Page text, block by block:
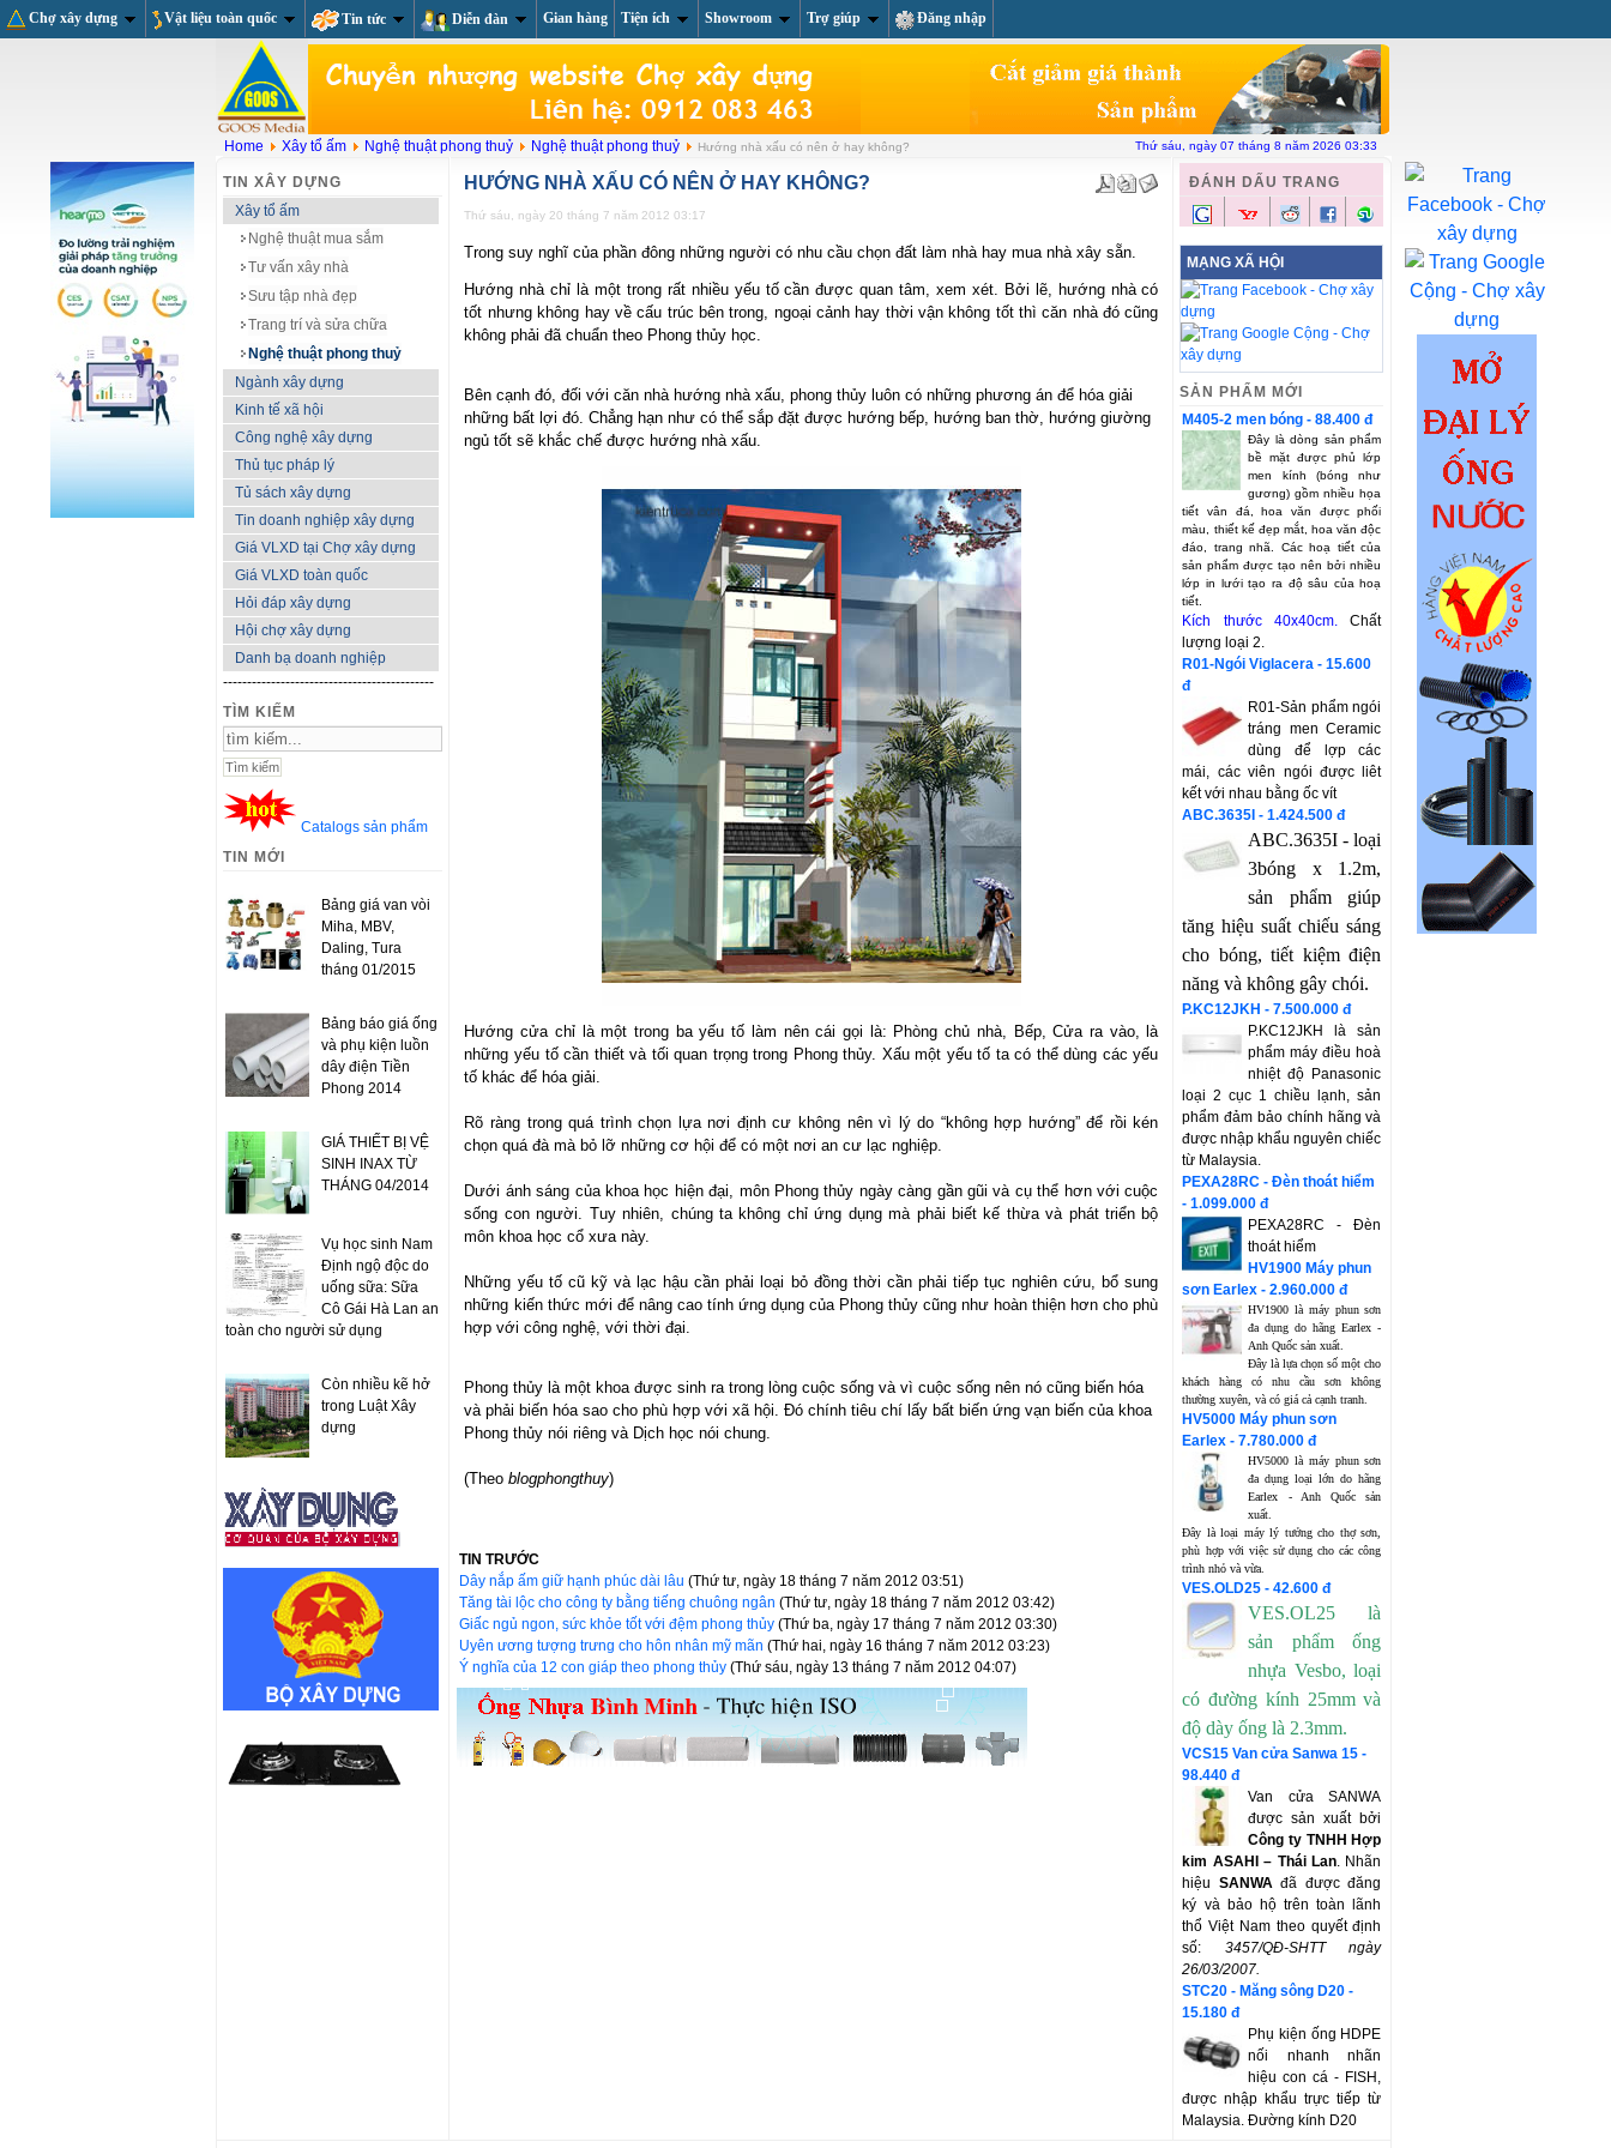
Chợ xây dựng Vật liệu toàn quốc Tin tức Diễn đàn Gian hàng Tiện ích Showroom Trợ giúp Đăng nhập
Vật liệu toàn quốc
Chợ xây dựng
Liên hệ
Home Xây tổ ấm Nghệ thuật phong thuỷ Nghệ thuật phong thuỷ Hướng nhà xấu có nên ở hay không? Thứ sáu, ngày 07 tháng 8 năm 2026 03:33
TIN XÂY DỰNG
Xây tổ ấm
Nghệ thuật mua sắm
Tư vấn xây nhà
Sưu tập nhà đẹp
Trang trí và sửa chữa
Nghệ thuật phong thuỷ
Ngành xây dựng
Kinh tế xã hội
Công nghệ xây dựng
Thủ tục pháp lý
Tủ sách xây dựng
Tin doanh nghiệp xây dựng
Giá VLXD tại Chợ xây dựng
Giá VLXD toàn quốc
Hỏi đáp xây dựng
Hội chợ xây dựng
Danh bạ doanh nghiệp
--------------------------------------------
TÌM KIẾM
Catalogs sản phẩm
TIN MỚI
Bảng giá van vòi
Miha, MBV,
Daling, Tura
tháng 01/2015
Bảng báo giá ống
và phụ kiện luồn
dây điện Tiền
Phong 2014
GIÁ THIẾT BỊ VỆ
SINH INAX TỪ
THÁNG 04/2014
Vụ học sinh Nam
Định ngộ độc do
uống sữa: Sữa
Cô Gái Hà Lan an
toàn cho người sử dụng
Còn nhiều kẽ hở
trong Luật Xây
dựng
HƯỚNG NHÀ XẤU CÓ NÊN Ở HAY KHÔNG?
Thứ sáu, ngày 20 tháng 7 năm 2012 03:17
Trong suy nghĩ của phần đông những người có nhu cầu chọn đất làm nhà hay mua nhà xây sẵn.
Hướng nhà chỉ là một trong rất nhiều yếu tố cần được quan tâm, xem xét. Bởi lẽ, hướng nhà có
tốt nhưng không hay về cấu trúc bên trong, ngoại cảnh hay thời vận không tốt thì căn nhà đó cũng
không phải đã chuẩn theo Phong thủy học.
Bên cạnh đó, đối với căn nhà hướng nhà xấu, phong thủy luôn có những phương án để hóa giải
những bất lợi đó. Chẳng hạn như có thể sắp đặt được hướng bếp, hướng ban thờ, hướng giường
ngủ tốt sẽ khắc chế được hướng nhà xấu.
Hướng cửa chỉ là một trong ba yếu tố làm nên cái gọi là: Phòng chủ nhà, Bếp, Cửa ra vào, là
những yếu tố cần thiết và tối quan trọng trong Phong thủy. Xấu một yếu tố ta có thể dùng các yếu
tố khác để hóa giải.
Rõ ràng trong quá trình chọn lựa nơi định cư không nên vì lý do “không hợp hướng” để rồi kén
chọn quá đà mà bỏ lỡ những cơ hội để có một nơi an cư lạc nghiệp.
Dưới ánh sáng của khoa học hiện đại, môn Phong thủy ngày càng gần gũi và cụ thể hơn với cuộc
sống con người. Tuy nhiên, chúng ta không chỉ ứng dụng mà phải biết kế thừa và phát triển bộ
môn khoa học cổ xưa này.
Những yếu tố cũ kỹ và lạc hậu cần phải loại bỏ đồng thời cần phải tiếp tục nghiên cứu, bổ sung
những kiến thức mới để nâng cao tính ứng dụng của Phong thủy cũng như hoàn thiện hơn cho phù
hợp với công nghệ, với thời đại.
Phong thủy là một khoa được sinh ra trong lòng cuộc sống và vì cuộc sống nên nó cũng biến hóa
và phải biến hóa sao cho phù hợp với xã hội. Đó chính tiêu chí lấy bất biến ứng vạn biến của khoa
Phong thủy nói riêng và Dịch học nói chung.
(Theoblogphongthuy)
TIN TRƯỚC
Dây nắp ấm giữ hạnh phúc dài lâu(Thứ tư, ngày 18 tháng 7 năm 2012 03:51)
Tăng tài lộc cho công ty bằng tiếng chuông ngân(Thứ tư, ngày 18 tháng 7 năm 2012 03:42)
Giấc ngủ ngon, sức khỏe tốt với đệm phong thủy(Thứ ba, ngày 17 tháng 7 năm 2012 03:30)
Uyên ương tượng trưng cho hôn nhân mỹ mãn(Thứ hai, ngày 16 tháng 7 năm 2012 03:23)
Ý nghĩa của 12 con giáp theo phong thủy(Thứ sáu, ngày 13 tháng 7 năm 2012 04:07)
ĐÁNH DẤU TRANG
MẠNG XÃ HỘI
SẢN PHẨM MỚI
M405-2 men bóng - 88.400 đ
Đây là dòng sản phẩm
bề mặt được phủ lớp
men kính (bóng như
gương) gồm nhiều họa
tiết vân đá, hoa văn được phối
màu, thiết kế đẹp mắt, hoa văn độc
đáo, trang nhã. Các hoạ tiết của
sản phẩm được tạo nên bởi nhiều
lớp in lưới tạo ra độ sâu của hoạ
tiết.
Kích thước 40x40cm.Chất
lượng loại 2.
R01-Ngói Viglacera - 15.600
đ
R01-Sản phẩm ngói
tráng men Ceramic
dùng để lợp các
mái, các viên ngói được liêt
kết với nhau bằng ốc vít
ABC.3635I - 1.424.500 đ
ABC.3635I - loại
3bóng x 1.2m,
sản phẩm giúp
tăng hiệu suất chiếu sáng
cho bóng, tiết kiệm điện
năng và không gây chói.
P.KC12JKH - 7.500.000 đ
P.KC12JKH là sản
phẩm máy điều hoà
nhiệt độ Panasonic
loại 2 cục 1 chiều lạnh, sản
phẩm đảm bảo chính hãng và
được nhập khẩu nguyên chiếc
từ Malaysia.
PEXA28RC - Đèn thoát hiểm
- 1.099.000 đ
PEXA28RC - Đèn
thoát hiểm
HV1900 Máy phun
sơn Earlex - 2.960.000 đ
HV1900 là máy phun sơn
đa dụng do hãng Earlex -
Anh Quốc sản xuất.
Đây là lựa chọn số một cho
khách hàng có nhu cầu sơn không
thường xuyên, và có giá cả cạnh tranh.
HV5000 Máy phun sơn
Earlex - 7.780.000 đ
HV5000 là máy phun sơn
đa dụng loại lớn do hãng
Earlex - Anh Quốc sản
xuất.
Đây là loại máy lý tưởng cho thợ sơn,
phù hợp với việc sử dụng cho các công
trình nhỏ và vừa.
VES.OLD25 - 42.600 đ
VES.OL25 là
sản phẩm ống
nhựa Vesbo, loại
có đường kính 25mm và
độ dày ống là 2.3mm.
VCS15 Van cửa Sanwa 15 -
98.440 đ
Van cửa SANWA
được sản xuất bởi
Công ty TNHH Hợp
kim ASAHI – Thái Lan. Nhãn
hiệu SANWAđã được đăng
ký và bảo hộ trên toàn lãnh
thổ Việt Nam theo quyết định
số: 3457/QĐ-SHTT
ngày
26/03/2007.
STC20 - Măng sông D20 -
15.180 đ
Phụ kiện ống HDPE
nối nhanh nhãn
hiệu con cá - FISH,
được nhập khẩu trực tiếp từ
Malaysia. Đường kính D20